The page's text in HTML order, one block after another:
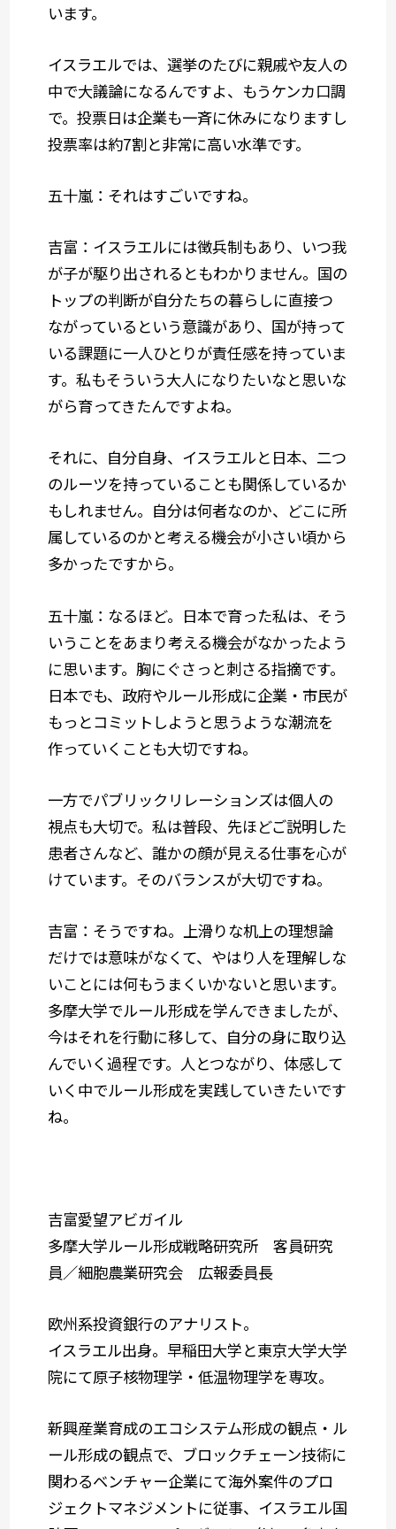
います。
イスラエルでは、選挙のたびに親戚や友人の
中で大議論になるんですよ、もうケンカ口調
で。投票日は企業も一斉に休みになりますし
投票率は約7割と非常に高い水準です。
五十嵐：それはすごいですね。
吉富：イスラエルには徴兵制もあり、いつ我
が子が駆り出されるともわかりません。国の
トップの判断が自分たちの暮らしに直接つ
ながっているという意識があり、国が持って
いる課題に一人ひとりが責任感を持っていま
す。私もそういう大人になりたいなと思いな
がら育ってきたんですよね。
それに、自分自身、イスラエルと日本、二つ
のルーツを持っていることも関係しているか
もしれません。自分は何者なのか、どこに所
属しているのかと考える機会が小さい頃から
多かったですから。
五十嵐：なるほど。日本で育った私は、そう
いうことをあまり考える機会がなかったよう
に思います。胸にぐさっと刺さる指摘です。
日本でも、政府やルール形成に企業・市民が
もっとコミットしようと思うような潮流を
作っていくことも大切ですね。
一方でパブリックリレーションズは個人の
視点も大切で。私は普段、先ほどご説明した
患者さんなど、誰かの顔が見える仕事を心が
けています。そのバランスが大切ですね。
吉富：そうですね。上滑りな机上の理想論
だけでは意味がなくて、やはり人を理解しな
いことには何もうまくいかないと思います。
多摩大学でルール形成を学んできましたが、
今はそれを行動に移して、自分の身に取り込
んでいく過程です。人とつながり、体感して
いく中でルール形成を実践していきたいです
ね。
吉富愛望アビガイル
多摩大学ルール形成戦略研究所 客員研究
員／細胞農業研究会 広報委員長
欧州系投資銀行のアナリスト。
イスラエル出身。早稲田大学と東京大学大学
院にて原子核物理学・低温物理学を専攻。
新興産業育成のエコシステム形成の観点・ル
ール形成の観点で、ブロックチェーン技術に
関わるベンチャー企業にて海外案件のプロ
ジェクトマネジメントに従事、イスラエル国